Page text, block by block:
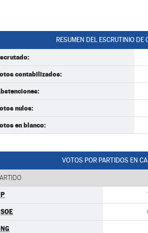
RESUMEN DEL ESCRUTINIO DE
contabilizados:
nulos:
en blanco:
VOTOS POR PARTIDOS EN